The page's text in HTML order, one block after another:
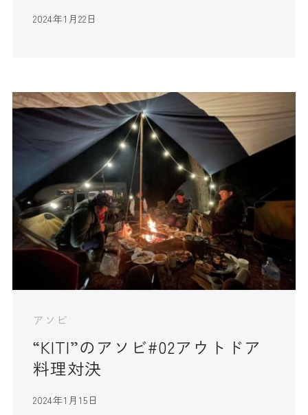
2024年1月22日
アソビ
“KITI”のアソビ#02アウトドア
料理対決
2024年1月15日